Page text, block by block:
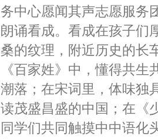
务中心愿闻其声志愿服务
朗诵看成。看成在孩子们
桑的纹理，附近历史的长
《百家姓》中，懂得共
潮落；在宋词里，体味独
读茂盛昌盛的中国；在《
同学们共同触摸中中语化